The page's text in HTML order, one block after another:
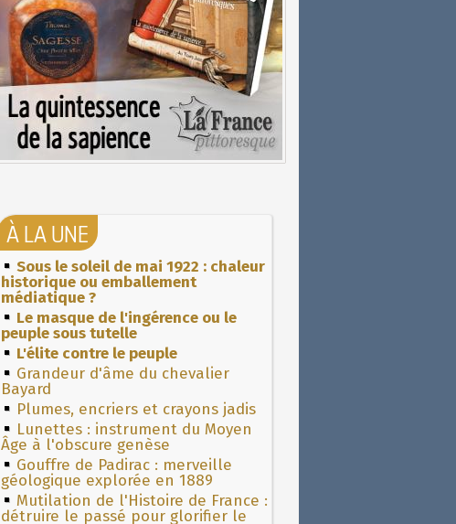
À LA UNE
Sous le soleil de mai 1922 : chaleur
historique ou emballement
médiatique ?
Le masque de l'ingérence ou le
peuple sous tutelle
L'élite contre le peuple
Grandeur d'âme du chevalier
Bayard
Plumes, encriers et crayons jadis
Lunettes : instrument du Moyen
Âge à l'obscure genèse
Gouffre de Padirac : merveille
géologique explorée en 1889
Mutilation de l'Histoire de France :
détruire le passé pour glorifier le